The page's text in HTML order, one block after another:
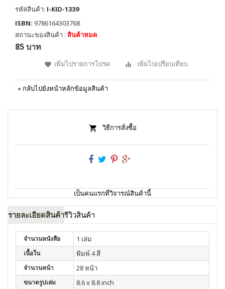
รหัสสินค้า: I-KID-1339
ISBN: 9786164303768
สถานะของสินค้า : สินค้าหมด
85 บาท
เพิ่มไปรายการโปรด เพิ่มไปเปรียบเทียบ
« กลับไปยังหน้าหลักข้อมูลสินค้า
วิธีการสั่งซื้อ
เป็นคนแรกที่วิจารณ์สินค้านี้
รายละเอียดสินค้ารีวิวสินค้า
จำนวนหนังสือ 1 เล่ม
เนื้อใน พิมพ์ 4 สี
จำนวนหน้า 28 หน้า
ขนาดรูปเล่ม 8.6 x 8.8 inch